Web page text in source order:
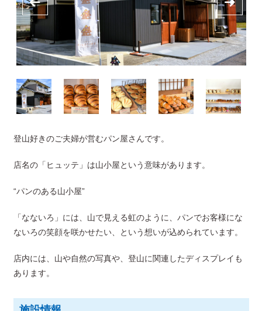
登山好きのご夫婦が営むパン屋さんです。
店名の「ヒュッテ」は山小屋という意味があります。
“パンのある山小屋”
「なないろ」には、山で見える虹のように、パンでお客様にな
ないろの笑顔を咲かせたい、という想いが込められています。
店内には、山や自然の写真や、登山に関連したディスプレイも
あります。